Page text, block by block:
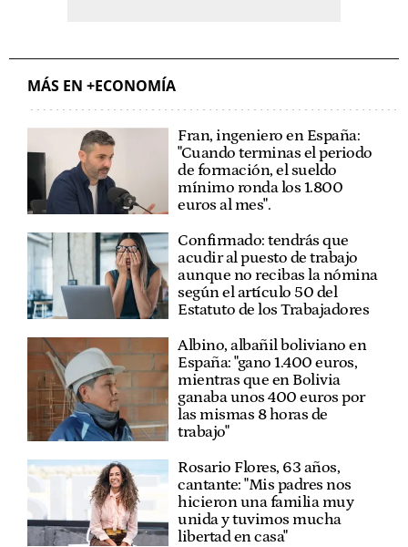
MÁS EN +ECONOMÍA
Fran, ingeniero en España:
"Cuando terminas el periodo
de formación, el sueldo
mínimo ronda los 1.800
euros al mes".
Confirmado: tendrás que
acudir al puesto de trabajo
aunque no recibas la nómina
según el artículo 50 del
Estatuto de los Trabajadores
Albino, albañil boliviano en
España: "gano 1.400 euros,
mientras que en Bolivia
ganaba unos 400 euros por
las mismas 8 horas de
trabajo"
Rosario Flores, 63 años,
cantante: "Mis padres nos
hicieron una familia muy
unida y tuvimos mucha
libertad en casa"